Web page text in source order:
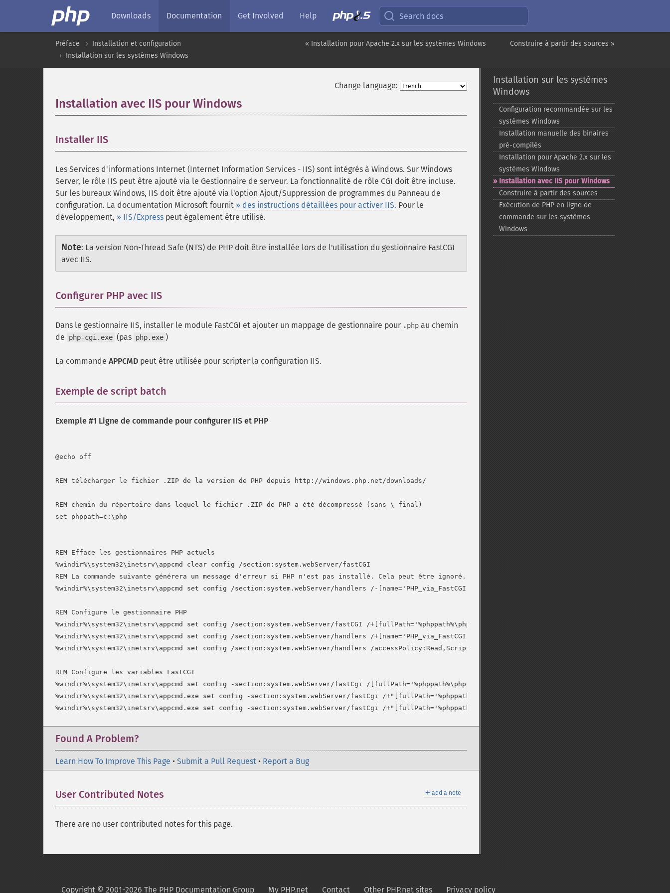
Downloads Documentation Get Involved Help Search docs
Construire à partir des sources »
« Installation pour Apache 2.x sur les systèmes Windows
Préface
Installation et configuration
Installation sur les systèmes Windows
Change language:
Installation avec IIS pour Windows
Installer IIS
Les Services d'informations Internet (Internet Information Services - IIS) sont intégrés à Windows. Sur Windows
Server, le rôle IIS peut être ajouté via le Gestionnaire de serveur. La fonctionnalité de rôle CGI doit être incluse.
Sur les bureaux Windows, IIS doit être ajouté via l'option Ajout/Suppression de programmes du Panneau de
configuration. La documentation Microsoft fournit » des instructions détaillées pour activer IIS. Pour le
développement, » IIS/Express peut également être utilisé.
Note: La version Non-Thread Safe (NTS) de PHP doit être installée lors de l'utilisation du gestionnaire FastCGI
avec IIS.
Configurer PHP avec IIS
Dans le gestionnaire IIS, installer le module FastCGI et ajouter un mappage de gestionnaire pour .php au chemin
de
php-cgi.exe (pas php.exe )
La commande APPCMD peut être utilisée pour scripter la configuration IIS.
Exemple de script batch
Exemple #1 Ligne de commande pour configurer IIS et PHP
@echo off
REM télécharger le fichier .ZIP de la version de PHP depuis http://windows.php.net/downloads/
REM chemin du répertoire dans lequel le fichier .ZIP de PHP a été décompressé (sans \ final)
set phppath=c:\php
REM Efface les gestionnaires PHP actuels
%windir%\system32\inetsrv\appcmd clear config /section:system.webServer/fastCGI
REM La commande suivante générera un message d'erreur si PHP n'est pas installé. Cela peut être ignoré.
%windir%\system32\inetsrv\appcmd set config /section:system.webServer/handlers /-[name='PHP_via_FastCGI']
REM Configure le gestionnaire PHP
%windir%\system32\inetsrv\appcmd set config /section:system.webServer/fastCGI /+[fullPath='%phppath%\php-cgi.exe']
%windir%\system32\inetsrv\appcmd set config /section:system.webServer/handlers /
%windir%\system32\inetsrv\appcmd set config /section:system.webServer/handlers /accessPolicy:Read,Script
REM Configure les variables FastCGI
%windir%\system32\inetsrv\appcmd set config -section:system.webServer/fastCgi /[fullPath='%phppath%\php-cgi.exe'].instanceMaxRequests:10000
%windir%\system32\inetsrv\appcmd.exe set config -section:system.webServer/fastCgi /+"[fullPath='%phppath%\php-
Found A Problem?
Learn How To Improve This Page • Submit a Pull Request • Report a Bug
＋ add a note
User Contributed Notes
There are no user contributed notes for this page.
Installation sur les systèmes
Windows
Configuration recommandée sur les
systèmes Windows
Installation manuelle des binaires
pré-​compilés
Installation pour Apache 2.x sur les
systèmes Windows
Installation avec IIS pour Windows
Construire à partir des sources
Exécution de PHP en ligne de
commande sur les systèmes
Windows
Copyright © 2001-2026 The PHP Documentation Group My PHP.net Contact Other PHP.net sites Privacy policy